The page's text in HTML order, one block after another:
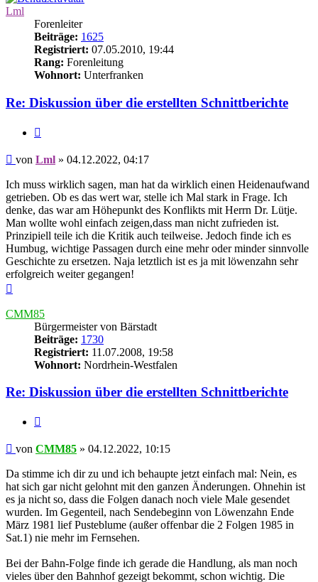
Lml
Forenleiter
Beiträge: 1625
Registriert: 07.05.2010, 19:44
Rang: Forenleitung
Wohnort: Unterfranken
Re: Diskussion über die erstellten Schnittberichte
Beitrag
von Lml » 04.12.2022, 04:17
Ich muss wirklich sagen, man hat da wirklich einen Heidenaufwand
getrieben. Ob es das wert war, stelle ich Mal stark in Frage. Ich
denke, das war am Höhepunkt des Konflikts mit Herrn Dr. Lütje.
Man wollte wohl einfach zeigen,dass man nicht zufrieden ist.
Prinzipiell teile ich die Kritik auch teilweise. Jedoch finde ich es
Humbug, wichtige Passagen durch eine mehr oder minder sinnvolle
Geschichte zu ersetzen. Naja letztlich ist es ja mit löwenzahn sehr
erfolgreich weiter gegangen!
CMM85
Bürgermeister von Bärstadt
Beiträge: 1730
Registriert: 11.07.2008, 19:58
Wohnort: Nordrhein-Westfalen
Re: Diskussion über die erstellten Schnittberichte
Beitrag
von CMM85 » 04.12.2022, 10:15
Da stimme ich dir zu und ich behaupte jetzt einfach mal: Nein, es
hat sich gar nicht gelohnt mit den ganzen Änderungen. Ohnehin ist
es ja nicht so, dass die Folgen danach noch viele Male gesendet
wurden. Im Gegenteil, nach Sendebeginn von Löwenzahn Ende
März 1981 lief Pusteblume (außer offenbar die 2 Folgen 1985 in
Sat.1) nie mehr im Fernsehen.
Bei der Bahn-Folge finde ich gerade die Handlung, als man noch
vieles über den Bahnhof gezeigt bekommt, schon wichtig. Die